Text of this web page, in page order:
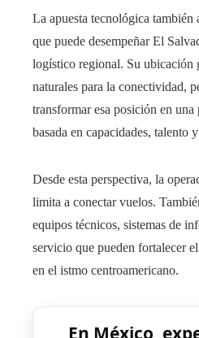
La apuesta tecnológica también
que puede desempeñar El
logístico regional. Su ubicación
naturales para la conectividad,
transformar esa posición en
basada en capacidades, talento
Desde esta perspectiva, la
limita a conectar vuelos.
equipos técnicos, sistemas de
servicio que pueden fortalecer
en el istmo centroamericano.
En México,